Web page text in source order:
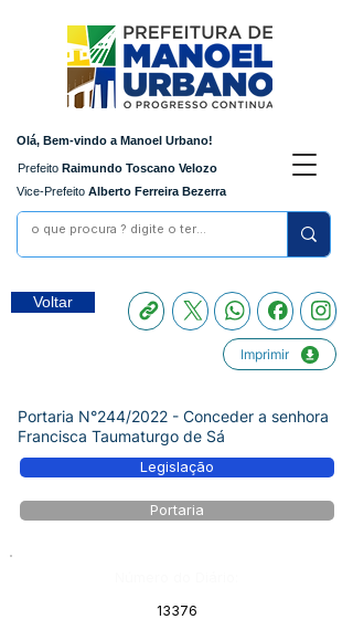
Olá, Bem-vindo a Manoel Urbano!
Prefeito Raimundo Toscano Velozo
Vice-Prefeito Alberto Ferreira Bezerra
Voltar
Imprimir
Portaria N°244/2022 - Conceder a senhora
Francisca Taumaturgo de Sá
Legislação
Portaria
13376